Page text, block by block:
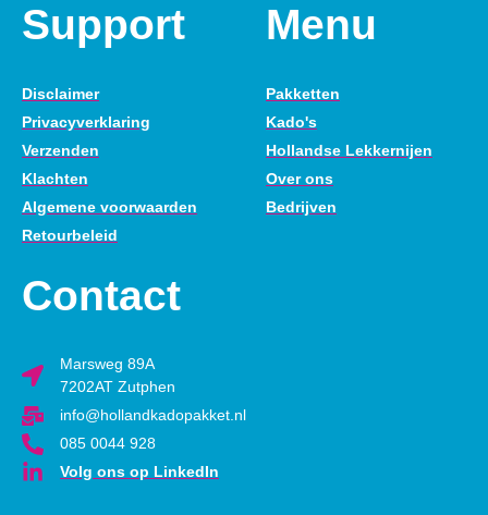
Support
Disclaimer
Privacyverklaring
Verzenden
Klachten
Algemene voorwaarden
Retourbeleid
Menu
Pakketten
Kado's
Hollandse Lekkernijen
Over ons
Bedrijven
Contact
Marsweg 89A
7202AT Zutphen
info@hollandkadopakket.nl
085 0044 928
Volg ons op LinkedIn